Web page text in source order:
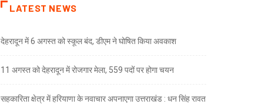
LATEST NEWS
देहरादून में 6 अगस्त को स्कूल बंद, डीएम ने घोषित किया अवकाश
11 अगस्त को देहरादून में रोजगार मेला, 559 पदों पर होगा चयन
सहकारिता क्षेत्र में हरियाणा के नवाचार अपनाएगा उत्तराखंड : धन सिंह रावत